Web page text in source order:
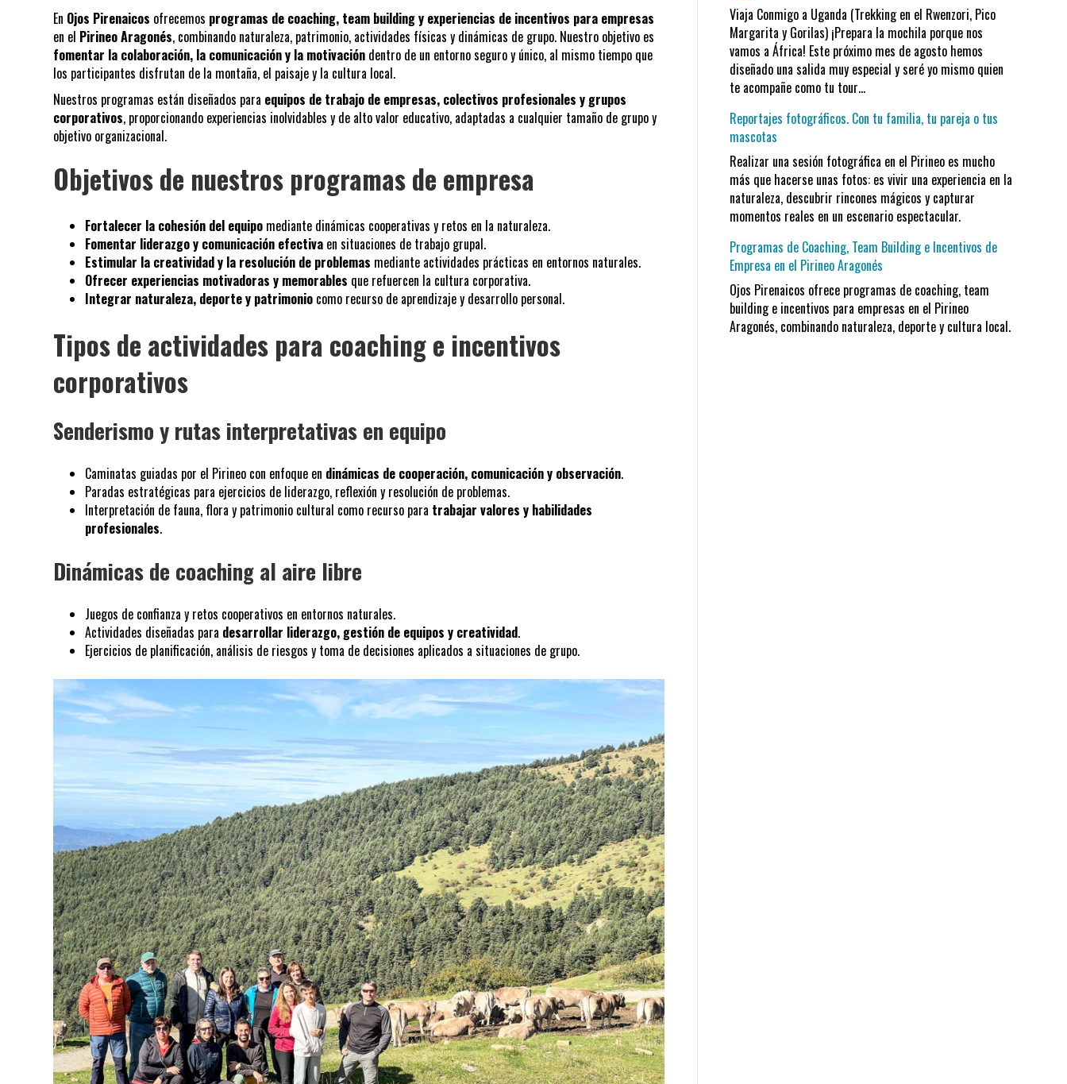
En Ojos Pirenaicos ofrecemos programas de coaching, team building y experiencias de incentivos para empresas
en el Pirineo Aragonés, combinando naturaleza, patrimonio, actividades físicas y dinámicas de grupo. Nuestro objetivo es
fomentar la colaboración, la comunicación y la motivación dentro de un entorno seguro y único, al mismo tiempo que
los participantes disfrutan de la montaña, el paisaje y la cultura local.
Nuestros programas están diseñados para equipos de trabajo de empresas, colectivos profesionales y grupos
corporativos, proporcionando experiencias inolvidables y de alto valor educativo, adaptadas a cualquier tamaño de grupo y
objetivo organizacional.
Objetivos de nuestros programas de empresa
Fortalecer la cohesión del equipo mediante dinámicas cooperativas y retos en la naturaleza.
Fomentar liderazgo y comunicación efectiva en situaciones de trabajo grupal.
Estimular la creatividad y la resolución de problemas mediante actividades prácticas en entornos naturales.
Ofrecer experiencias motivadoras y memorables que refuercen la cultura corporativa.
Integrar naturaleza, deporte y patrimonio como recurso de aprendizaje y desarrollo personal.
Tipos de actividades para coaching e incentivos
corporativos
Senderismo y rutas interpretativas en equipo
Caminatas guiadas por el Pirineo con enfoque en dinámicas de cooperación, comunicación y observación.
Paradas estratégicas para ejercicios de liderazgo, reflexión y resolución de problemas.
Interpretación de fauna, flora y patrimonio cultural como recurso para trabajar valores y habilidades
profesionales.
Dinámicas de coaching al aire libre
Juegos de confianza y retos cooperativos en entornos naturales.
Actividades diseñadas para desarrollar liderazgo, gestión de equipos y creatividad.
Ejercicios de planificación, análisis de riesgos y toma de decisiones aplicados a situaciones de grupo.
Viaja Conmigo a Uganda (Trekking en el Rwenzori, Pico
Margarita y Gorilas) ¡Prepara la mochila porque nos
vamos a África! Este próximo mes de agosto hemos
diseñado una salida muy especial y seré yo mismo quien
te acompañe como tu tour…
Reportajes fotográficos. Con tu familia, tu pareja o tus
mascotas
Realizar una sesión fotográfica en el Pirineo es mucho
más que hacerse unas fotos: es vivir una experiencia en la
naturaleza, descubrir rincones mágicos y capturar
momentos reales en un escenario espectacular.
Programas de Coaching, Team Building e Incentivos de
Empresa en el Pirineo Aragonés
Ojos Pirenaicos ofrece programas de coaching, team
building e incentivos para empresas en el Pirineo
Aragonés, combinando naturaleza, deporte y cultura local.